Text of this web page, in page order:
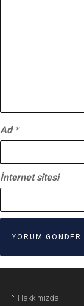
Ad *
İnternet sitesi
Hakkımızda